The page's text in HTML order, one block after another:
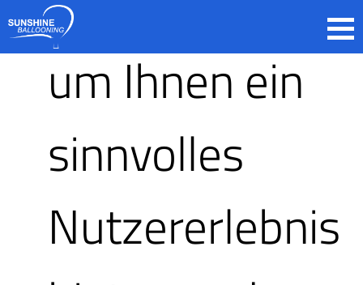
um Ihnen ein
sinnvolles
Nutzererlebnis